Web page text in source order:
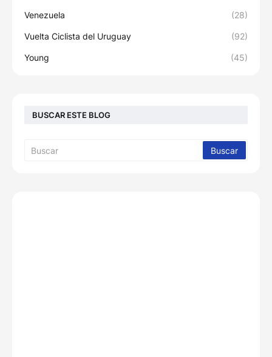
Venezuela (28)
Vuelta Ciclista del Uruguay (92)
Young (45)
BUSCAR ESTE BLOG